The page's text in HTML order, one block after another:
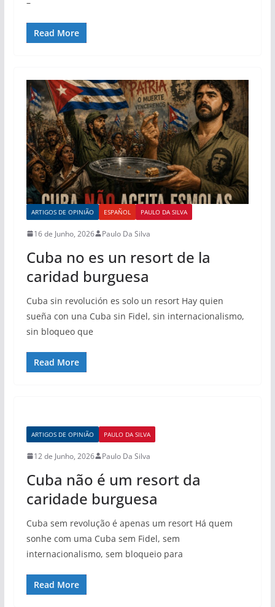
Read More
ARTIGOS DE OPINIÃO ESPAÑOL PAULO DA SILVA
16 de Junho, 2026 Paulo Da Silva
Cuba no es un resort de la
caridad burguesa
Cuba sin revolución es solo un resort Hay quien
sueña con una Cuba sin Fidel, sin internacionalismo,
sin bloqueo que
Read More
ARTIGOS DE OPINIÃO PAULO DA SILVA
12 de Junho, 2026 Paulo Da Silva
Cuba não é um resort da
caridade burguesa
Cuba sem revolução é apenas um resort Há quem
sonhe com uma Cuba sem Fidel, sem
internacionalismo, sem bloqueio para
Read More